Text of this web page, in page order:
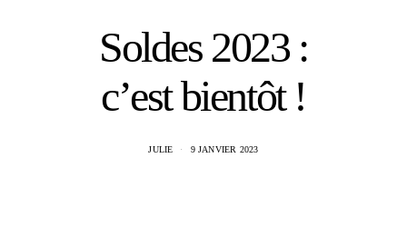
Soldes 2023 :
c’est bientôt !
JULIE 9 JANVIER 2023